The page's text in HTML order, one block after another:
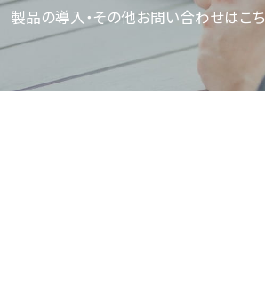
製品の導入・その他お問い合わせはこ